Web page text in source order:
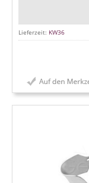
Lieferzeit: KW36